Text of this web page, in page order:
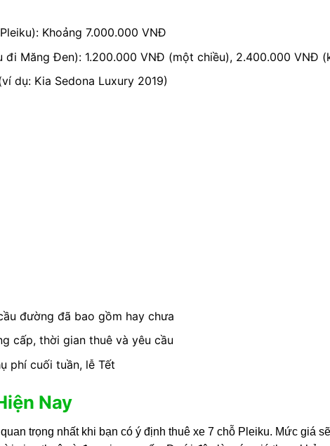
Khoảng 7.000.000 VNĐ
đi Măng Đen): 1.200.000 VNĐ (một chiều), 2.400.000 VNĐ
dụ: Kia Sedona Luxury 2019)
đường đã bao gồm hay chưa
cấp, thời gian thuê và yêu cầu
phí cuối tuần, lễ Tết
Nay
trọng nhất khi bạn có ý định thuê xe 7 chỗ Pleiku. Mức giá